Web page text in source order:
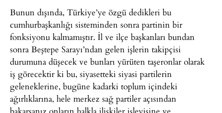
Bunun dışında, Türkiye’ye özgü dedikleri bu
cumhurbaşkanlığı sisteminden sonra partinin bir
fonksiyonu kalmamıştır. İl ve ilçe başkanları bundan
sonra Beştepe Sarayı’ndan gelen işlerin takipçisi
durumuna düşecek ve bunları yürüten taşeronlar olarak
iş görecektir ki bu, siyasetteki siyasi partilerin
geleneklerine, bugüne kadarki toplum içindeki
ağırlıklarına, hele merkez sağ partiler açısından